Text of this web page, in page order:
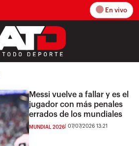
En vivo
Messi vuelve a fallar y es el
jugador con más penales
errados de los mundiales
MUNDIAL 2026 07/07/2026 13:21